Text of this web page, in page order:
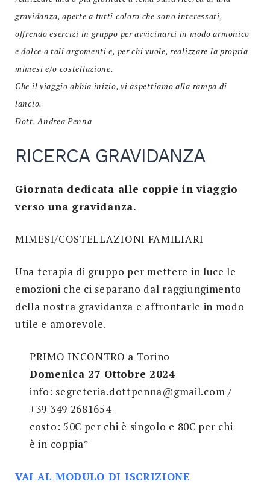
Search
SEARCH
gravidanza, aperte a tutti coloro che sono interessati,
offrendo esercizi in gruppo per avvicinarci in modo armonico
e dolce a tali argomenti e, per chi vuole, realizzare la propria
mimesi e/o costellazione.
Che il viaggio abbia inizio, vi aspettiamo alla rampa di
lancio.
Dott. Andrea Penna
RICERCA GRAVIDANZA
Giornata dedicata alle coppie in viaggio
verso una gravidanza.
MIMESI/COSTELLAZIONI FAMILIARI
Una terapia di gruppo per mettere in luce le
emozioni che ci separano dal raggiungimento
della nostra gravidanza e affrontarle in modo
utile e amorevole.
PRIMO INCONTRO a Torino
Domenica 27 Ottobre 2024
info: segreteria.dottpenna@gmail.com /
+39 349 2681654
costo: 50€ per chi è singolo e 80€ per chi
è in coppia*
VAI AL MODULO DI ISCRIZIONE